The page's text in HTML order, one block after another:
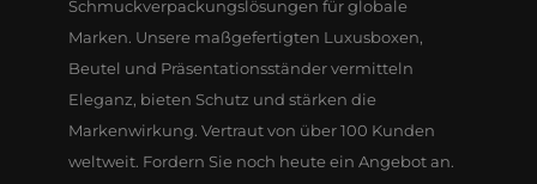
Schmuckverpackungslösungen für globale
Marken. Unsere maßgefertigten Luxusboxen,
Beutel und Präsentationsständer vermitteln
Eleganz, bieten Schutz und stärken die
Markenwirkung. Vertraut von über 100 Kunden
weltweit. Fordern Sie noch heute ein Angebot an.